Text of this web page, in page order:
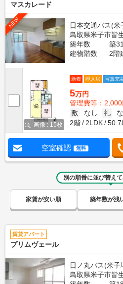
マスカレード
NEW
日本交通バス(
鳥取県米子市皆
築年数
築
建物階数
2階
画像 : 15枚
新着 即入居 写真充
5万円
管理費等：2,000
敷
なし 礼
2階
2LDK
空室確認 無料
別の順番に並び替え
家賃が安い順 築年数が浅
賃貸アパート
プリムヴェール
日ノ丸バス(米
鳥取県米子市皆